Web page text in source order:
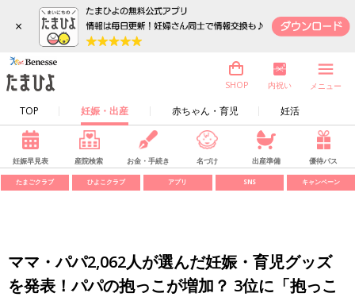
×
TOP 妊娠・出産 赤ちゃん・育児 妊活
SHOP 内祝い メニュー
妊娠早見表 産院検索 お金・手続き 名づけ 出産準備 優待パス
たまごクラブ ひよこクラブ アプリ SNS キャンペーン
ママ・パパ2,062人が選んだ妊娠・育児グッズ
を発表！パパの抱っこが増加？ 3位に「抱っこ